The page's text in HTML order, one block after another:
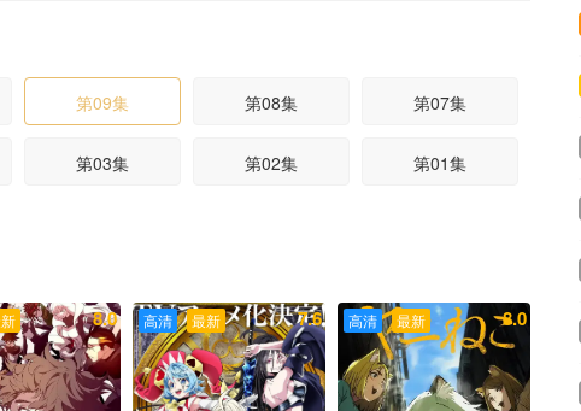
第09集 第08集 第07集
第03集 第02集 第01集
8.0 最新
高清 7.6 最新
高清 8.0